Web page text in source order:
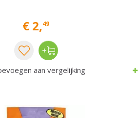
€ 2,49
aan vergelijking